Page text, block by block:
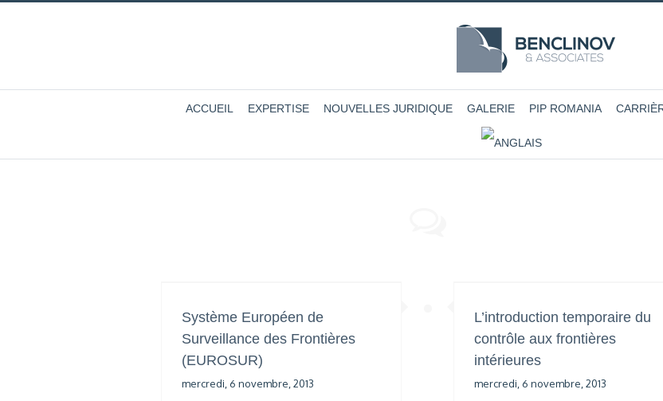
ACCUEIL EXPERTISE NOUVELLES JURIDIQUE GALERIE PIP ROMANIA
Système Européen de
Surveillance des Frontières
(EUROSUR)
mercredi, 6 novembre, 2013
L’introduction temporaire du
contrôle aux frontières
intérieures
mercredi, 6 novembre, 2013